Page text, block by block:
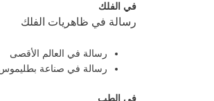
في الفلك
رسالة في ظاهريات الفلك
رسالة في العالم الأقصى
رسالة في صناعة بطليموس
في الطب